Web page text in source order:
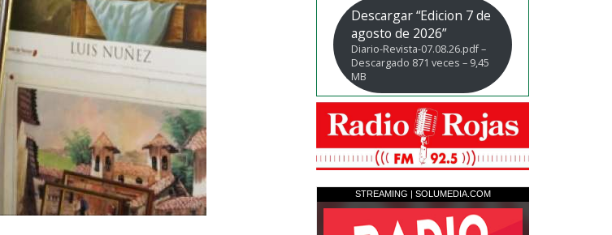
Descargar “Edicion 7 de
agosto de 2026”
Diario-Revista-07.08.26.pdf –
Descargado 871 veces – 9,45
MB